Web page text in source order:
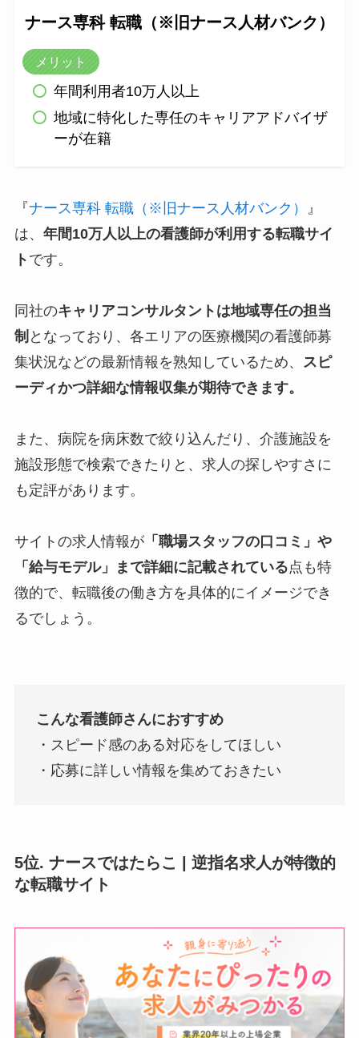
ナース専科 転職（※旧ナース人材バンク）
メリット
年間利用者10万人以上
地域に特化した専任のキャリアアドバイザ
ーが在籍
『ナース専科 転職（※旧ナース人材バンク）
』
は、 年間10万人以上の看護師が利用する転職サイ
ト です。
同社のキャリアコンサルタントは地域専任の担当
制 となっており、各エリアの医療機関の看護師募
集状況などの最新情報を熟知しているため、
スピ
ーディかつ詳細な情報収集が期待できます。
また、病院を病床数で絞り込んだり、介護施設を
施設形態で検索できたりと、求人の探しやすさに
も定評があります。
サイトの求人情報が「職場スタッフの口コミ」や
「給与モデル」まで詳細に記載されている点も特
徴的で、転職後の働き方を具体的にイメージでき
るでしょう。
こんな看護師さんにおすすめ
・スピード感のある対応をしてほしい
・応募に詳しい情報を集めておきたい
5位. ナースではたらこ | 逆指名求人が特徴的
な転職サイト